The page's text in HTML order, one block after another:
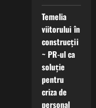
Temelia
viitorului în
construcții
~ PR-ul ca
soluție
pentru
criza de
personal